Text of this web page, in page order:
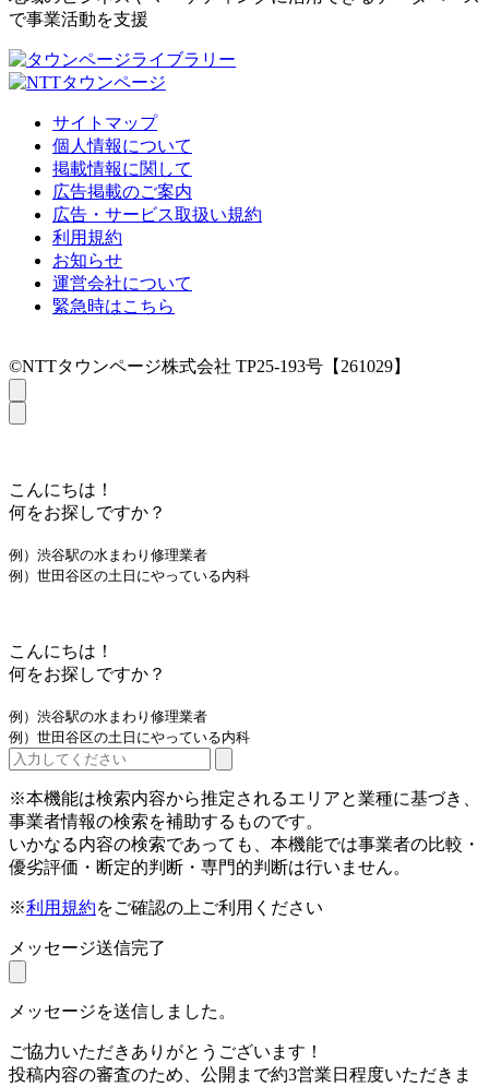
で事業活動を支援
サイトマップ
個人情報について
掲載情報に関して
広告掲載のご案内
広告・サービス取扱い規約
利用規約
お知らせ
運営会社について
緊急時はこちら
©NTTタウンページ株式会社 TP25-193号【261029】
こんにちは！
何をお探しですか？
例）渋谷駅の水まわり修理業者
例）世田谷区の土日にやっている内科
こんにちは！
何をお探しですか？
例）渋谷駅の水まわり修理業者
例）世田谷区の土日にやっている内科
※本機能は検索内容から推定されるエリアと業種に基づき、
事業者情報の検索を補助するものです。
いかなる内容の検索であっても、本機能では事業者の比較・
優劣評価・断定的判断・専門的判断は行いません。
※利用規約をご確認の上ご利用ください
メッセージ送信完了
メッセージを送信しました。
ご協力いただきありがとうございます！
投稿内容の審査のため、公開まで約3営業日程度いただきま